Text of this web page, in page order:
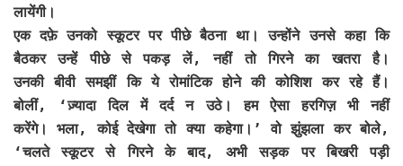
लायेंगी।
एक दफ़े उनको स्कूटर पर पीछे बैठना था। उन्होंने उनसे कहा कि
बैठकर उन्हें पीछे से पकड़ लें, नहीं तो गिरने का खतरा है।
उनकी बीवी समझीं कि ये रोमांटिक होने की कोशिश कर रहे हैं।
बोलीं, ‘ज़्यादा दिल में दर्द न उठे। हम ऐसा हरगिज़ भी नहीं
करेंगे। भला, कोई देखेगा तो क्या कहेगा।’ वो झुंझला कर बोले,
‘चलते स्कूटर से गिरने के बाद, अभी सड़क पर बिखरी पड़ी